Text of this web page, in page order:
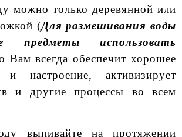
можно только деревянной или
(Для размешивания воды
предметы использовать
Вам всегда обеспечит хорошее
и настроение, активизирует
и другие процессы во всем
выпивайте на протяжении